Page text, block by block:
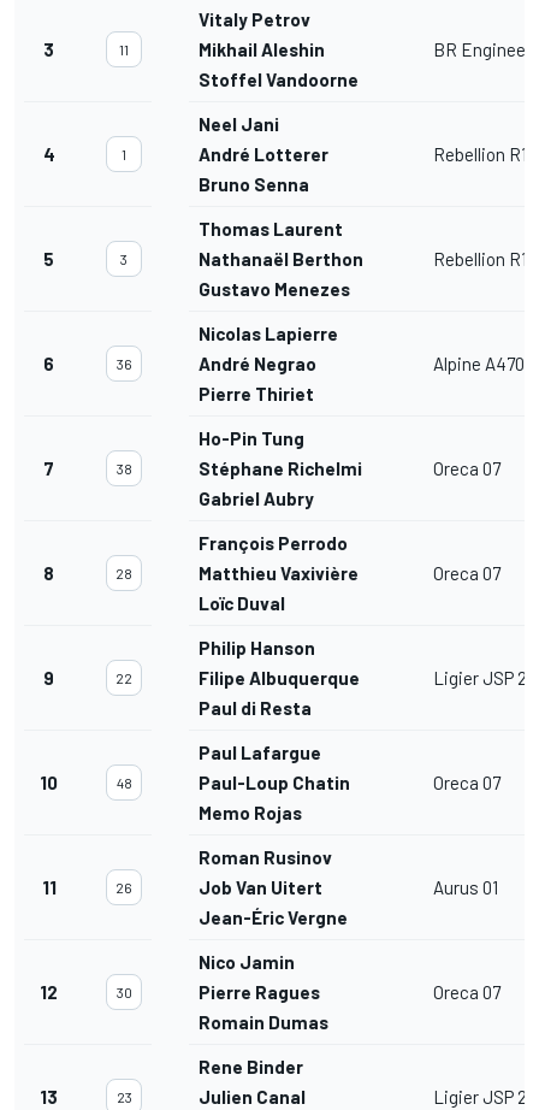
3 11
Vitaly Petrov
Mikhail Aleshin
Stoffel Vandoorne
BR
4 1
Neel Jani
André Lotterer
Bruno Senna
Rebellion R13
5 3
Thomas Laurent
Nathanaël Berthon
Gustavo Menezes
Rebellion R13
6 36
Nicolas Lapierre
André Negrao
Pierre Thiriet
Alpine A470
7 38
Ho-Pin Tung
Stéphane Richelmi
Gabriel Aubry
Oreca 07
8 28
François Perrodo
Matthieu Vaxivière
Loïc Duval
Oreca 07
9 22
Philip Hanson
Filipe Albuquerque
Paul di Resta
Ligier JSP
10 48
Paul Lafargue
Paul-Loup Chatin
Memo Rojas
Oreca 07
11 26
Roman Rusinov
Job Van Uitert
Jean-Éric Vergne
Aurus 01
12 30
Nico Jamin
Pierre Ragues
Romain Dumas
Oreca 07
13 23
Rene Binder
Julien Canal
Ligier JSP